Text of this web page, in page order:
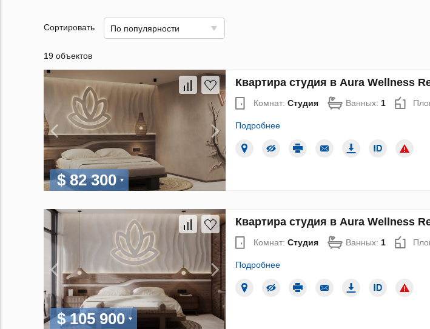
Сортировать По популярности
19 объектов
$ 82 300
Квартира студия в Aura Wellness
Комнат: Студия Ванных: 1
Подробнее
$ 105 900
Квартира студия в Aura Wellness
Комнат: Студия Ванных: 1
Подробнее